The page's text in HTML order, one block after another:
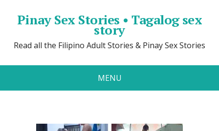
Pinay Sex Stories • Tagalog sex
story
Read all the Filipino Adult Stories & Pinay Sex Stories
MENU